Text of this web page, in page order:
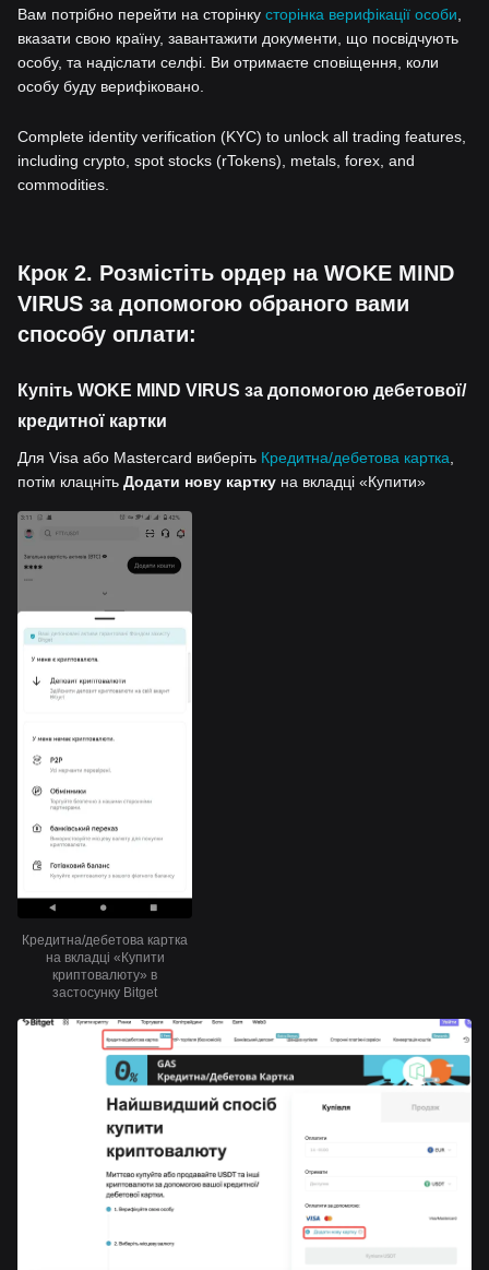
Вам потрібно перейти на сторінку сторінка верифікації особи
вказати свою країну, завантажити документи, що посвідчують
особу, та надіслати селфі. Ви отримаєте сповіщення, коли
особу буду верифіковано.
Complete identity verification (KYC) to unlock all trading features,
including crypto, spot stocks (rTokens), metals, forex, and
commodities.
Крок 2. Розмістіть ордер на WOKE MIND
VIRUS за допомогою обраного вами
способу оплати:
Купіть WOKE MIND VIRUS за допомогою дебетової/
кредитної картки
Для Visa або Mastercard виберіть Кредитна/дебетова картка
потім клацніть Додати нову картку на вкладці «Купити»
Кредитна/дебетова картка
на вкладці «Купити
криптовалюту» в
застосунку Bitget